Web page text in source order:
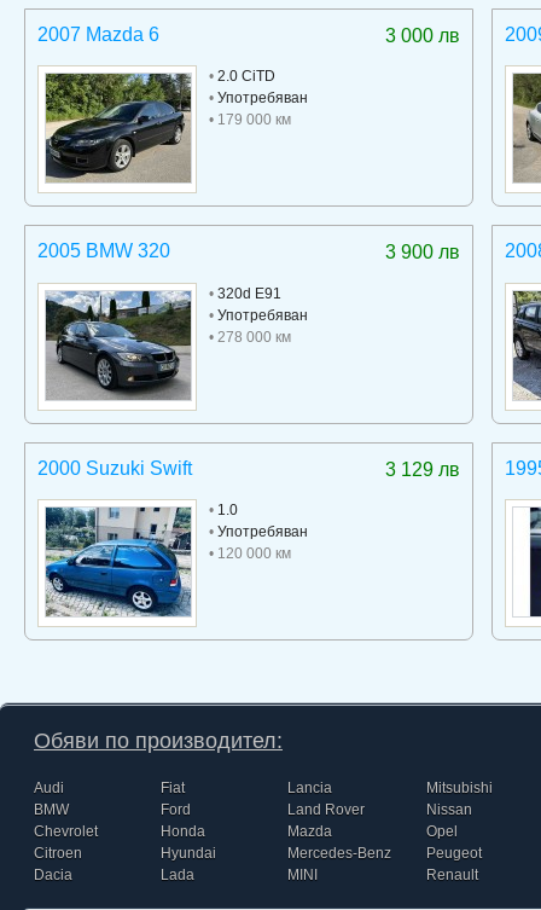
3 000 лв
2007 Mazda 6
• 2.0 CiTD
• Употребяван
• 179 000 км
3 900 лв
2005 BMW 320
• 320d E91
• Употребяван
• 278 000 км
3 129 лв
2000 Suzuki Swift
• 1.0
• Употребяван
• 120 000 км
Обяви по производител:
Audi
BMW
Chevrolet
Citroen
Dacia
Fiat
Ford
Honda
Hyundai
Lada
Lancia
Land Rover
Mazda
Mercedes-Benz
MINI
Mitsubishi
Nissan
Opel
Peugeot
Renault